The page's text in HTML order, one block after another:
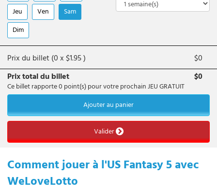
Jeu
Ven
Sam
Dim
Prix du billet (0x $1.95) $0
Prix total du billet
$0
Ce billet rapporte0 point(s) pour votre prochain JEU GRATUIT
Ajouter au panier
Valider
Comment jouer à l'US Fantasy 5 avec
WeLoveLotto